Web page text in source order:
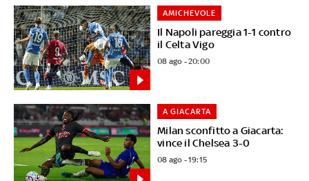
Il Napoli pareggia 1-1 contro
il Celta Vigo
AMICHEVOLE
08 ago - 20:00
Milan sconfitto a Giacarta:
vince il Chelsea 3-0
A GIACARTA
08 ago - 19:15